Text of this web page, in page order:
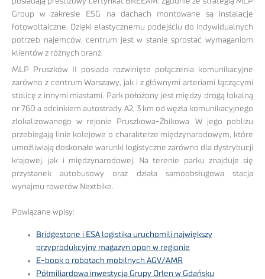
Group w zakresie ESG na dachach montowane są instalacje
fotowoltaiczne. Dzięki elastycznemu podejściu do indywidualnych
potrzeb najemców, centrum jest w stanie sprostać wymaganiom
klientów z różnych branż.
MLP Pruszków II posiada rozwinięte połączenia komunikacyjne
zarówno z centrum Warszawy, jak i z głównymi arteriami łączącymi
stolicę z innymi miastami. Park położony jest między drogą lokalną
nr 760 a odcinkiem autostrady A2, 3 km od węzła komunikacyjnego
zlokalizowanego w rejonie Pruszkowa-Żbikowa. W jego pobliżu
przebiegają linie kolejowe o charakterze międzynarodowym, które
umożliwiają doskonałe warunki logistyczne zarówno dla dystrybucji
krajowej, jak i międzynarodowej. Na terenie parku znajduje się
przystanek autobusowy oraz działa samoobsługowa stacja
wynajmu rowerów Nextbike.
Powiązane wpisy:
Bridgestone i ESA logistika uruchomili największy
przyprodukcyjny magazyn opon w regionie
E-book o robotach mobilnych AGV/AMR
Półmiliardowa inwestycja Grupy Orlen w Gdańsku